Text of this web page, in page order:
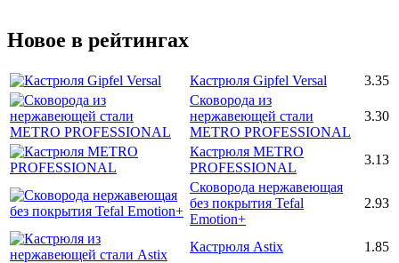
Новое в рейтингах
Кастрюля Gipfel Versal
3.35
Сковорода из
нержавеющей стали
METRO PROFESSIONAL
3.30
Кастрюля METRO
PROFESSIONAL
3.13
Сковорода нержавеющая
без покрытия Tefal
Emotion+
2.93
Кастрюля Astix
1.85